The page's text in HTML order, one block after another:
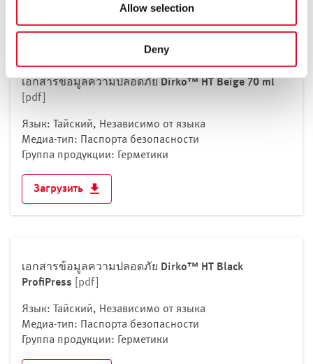
Allow selection
Deny
เอกสารข้อมูลความปลอดภัย Dirko™ HT Beige 70 ml
[pdf]
Язык: Тайский, Независимо от языка
Медиа-тип: Паспорта безопасности
Группа продукции: Герметики
Загрузить
เอกสารข้อมูลความปลอดภัย Dirko™ HT Black
ProfiPress
[pdf]
Язык: Тайский, Независимо от языка
Медиа-тип: Паспорта безопасности
Группа продукции: Герметики